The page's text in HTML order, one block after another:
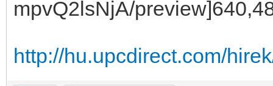
mpvQ2lsNjA/
http://hu.upcdirect.com/